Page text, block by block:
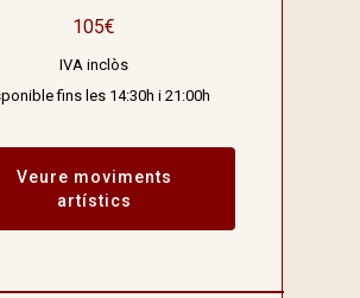
105€
IVA inclòs
fins les 14:30h i 21:00h
Veure moviments
artístics